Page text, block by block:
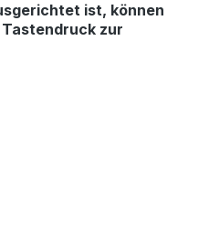
ist, können
zur